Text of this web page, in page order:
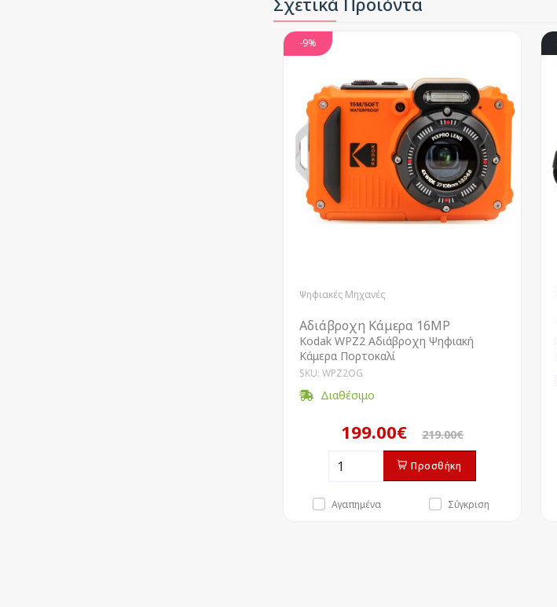
-9%
Ψηφιακές Μηχανές
Αδιάβροχη Κάμερα 16MP
Kodak WPZ2 Αδιάβροχη Ψηφιακή
Κάμερα Πορτοκαλί
SKU: WPZ2OG
Διαθέσιμο
199.00€ 219.00€
Προσθήκη
Αγαπημένα Σύγκριση